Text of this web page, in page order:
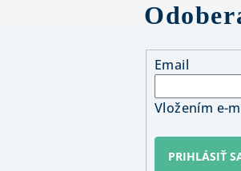
Email
Vložením e-
PRIHLÁSIŤ